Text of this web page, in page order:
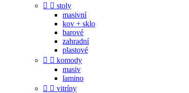
  stoly
masivní
kov + sklo
barové
zahradní
plastové
  komody
masiv
lamino
  vitríny